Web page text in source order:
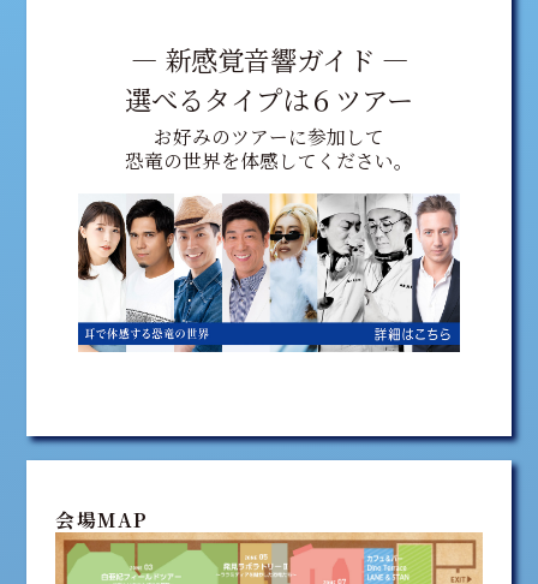
― 新感覚音響ガイド ―
選べるタイプは６ツアー
お好みのツアーに参加して
恐竜の世界を体感してください。
会場MAP